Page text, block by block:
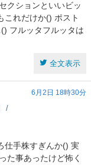
クションといいビッ
これだけか() ポスト
フルッタフルッタは
全文表示
6月2日 18時30分
仕手株すぎんか() 実
た事あったけど怖く